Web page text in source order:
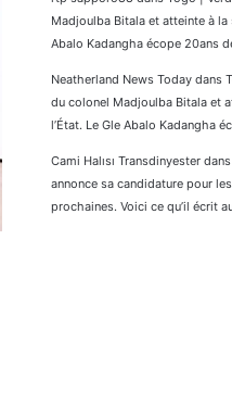
Madjoulba Bitala et atteinte à la
Abalo Kadangha écope 20ans
Neatherland News Today dans
du colonel Madjoulba Bitala et
l’État. Le Gle Abalo Kadangha
Cami Halısı Transdinyester dans
annonce sa candidature pour
prochaines. Voici ce qu’il écrit